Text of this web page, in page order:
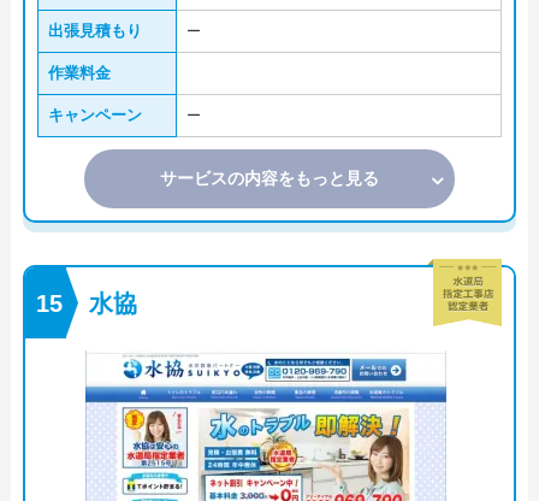
出張見積もり ー
作業料金
キャンペーン ー
サービスの内容をもっと見る
水協